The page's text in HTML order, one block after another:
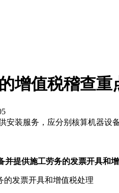
增值税稽查重
安装服务，应分别核算机器
并提供施工劳务的发票开具和
发票开具和增值税处理